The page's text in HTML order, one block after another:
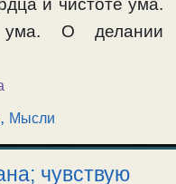
и чистоте ума.
О делании
, Мысли
чувствую